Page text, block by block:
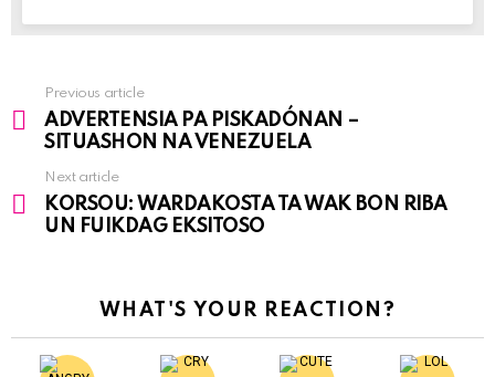
See
more
Previous article
ADVERTENSIA PA PISKADÓNAN –
SITUASHON NA VENEZUELA
Next article
KORSOU: WARDAKOSTA TA WAK BON RIBA
UN FUIKDAG EKSITOSO
WHAT'S YOUR REACTION?